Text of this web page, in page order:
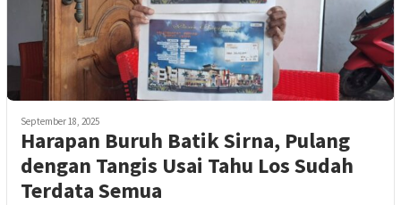
September 18, 2025
Harapan Buruh Batik Sirna, Pulang
dengan Tangis Usai Tahu Los Sudah
Terdata Semua